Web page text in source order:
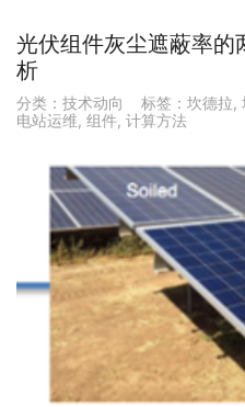
光伏组件灰尘遮蔽率的
析
分类： 技术动向 标签： 坎德拉,
电站运维, 组件, 计算方法